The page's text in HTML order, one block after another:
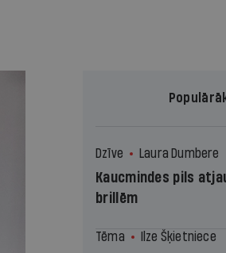
Dzīve Laura Dumbere
Kaucmindes pils
brillēm
Tēma Ilze Šķietniece